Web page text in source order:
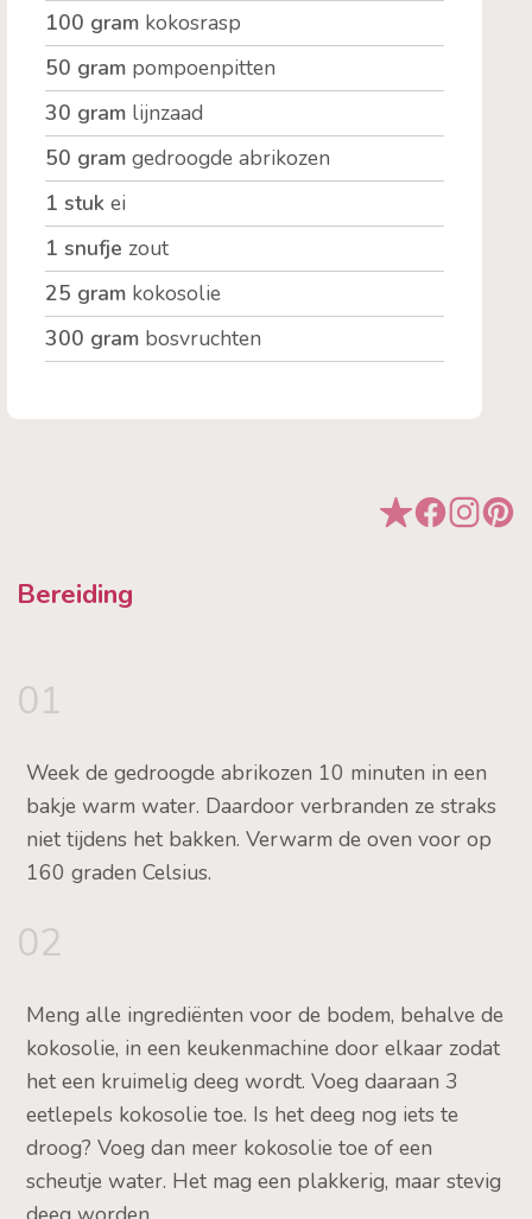
100 gram kokosrasp
50 gram pompoenpitten
30 gram lijnzaad
50 gram gedroogde abrikozen
1 stuk ei
1 snufje zout
25 gram kokosolie
300 gram bosvruchten
Bereiding
01
Week de gedroogde abrikozen 10 minuten in een
bakje warm water. Daardoor verbranden ze straks
niet tijdens het bakken. Verwarm de oven voor op
160 graden Celsius.
02
Meng alle ingrediënten voor de bodem, behalve de
kokosolie, in een keukenmachine door elkaar zodat
het een kruimelig deeg wordt. Voeg daaraan 3
eetlepels kokosolie toe. Is het deeg nog iets te
droog? Voeg dan meer kokosolie toe of een
scheutje water. Het mag een plakkerig, maar stevig